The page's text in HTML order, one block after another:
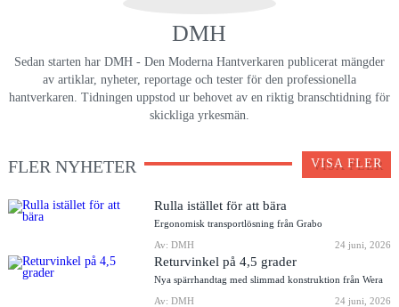
DMH
Sedan starten har DMH - Den Moderna Hantverkaren publicerat mängder
av artiklar, nyheter, reportage och tester för den professionella
hantverkaren. Tidningen uppstod ur behovet av en riktig branschtidning för
skickliga yrkesmän.
FLER NYHETER VISA FLER
Rulla istället för att bära
Ergonomisk transportlösning från Grabo
Av: DMH
24 juni, 2026
Returvinkel på 4,5 grader
Nya spärrhandtag med slimmad konstruktion från Wera
Av: DMH
24 juni, 2026